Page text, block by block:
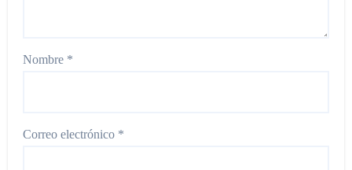
Nombre *
Correo electrónico *